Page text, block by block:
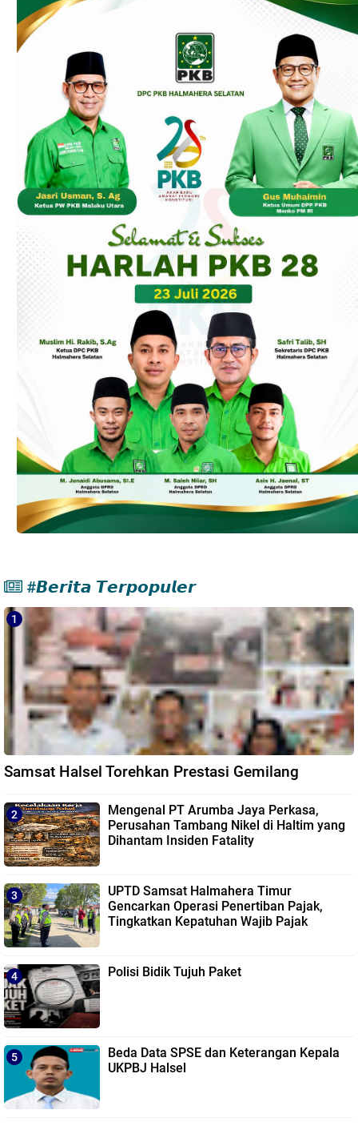
#𝘽𝙚𝙧𝙞𝙩𝙖 𝙏𝙚𝙧𝙥𝙤𝙥𝙪𝙡𝙚𝙧
Samsat Halsel Torehkan Prestasi Gemilang
Mengenal PT Arumba Jaya Perkasa,
Perusahan Tambang Nikel di Haltim yang
Dihantam Insiden Fatality
UPTD Samsat Halmahera Timur
Gencarkan Operasi Penertiban Pajak,
Tingkatkan Kepatuhan Wajib Pajak
Polisi Bidik Tujuh Paket
Beda Data SPSE dan Keterangan Kepala
UKPBJ Halsel